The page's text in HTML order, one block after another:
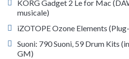
KORG Gadget 2 Le for Mac
musicale)
iZOTOPE Ozone Elements
Suoni: 790 Suoni, 59 Drum Kits
GM)